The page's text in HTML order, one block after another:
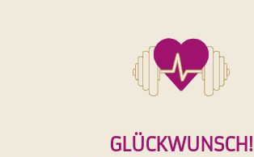
GLÜCKWUNSCH!